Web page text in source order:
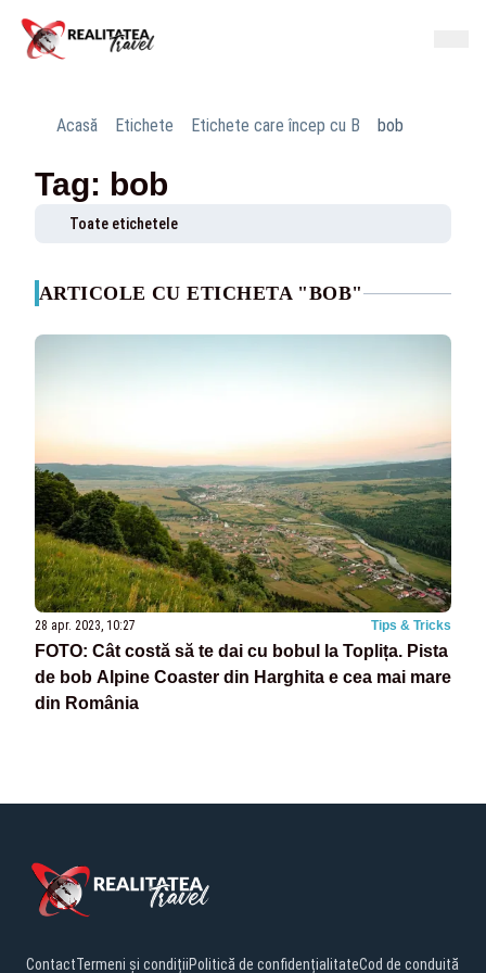
Acasă Etichete Etichete care încep cu B bob
Tag: bob
Toate etichetele
ARTICOLE CU ETICHETA "BOB"
28 apr. 2023, 10:27 Tips & Tricks
FOTO: Cât costă să te dai cu bobul la Toplița. Pista
de bob Alpine Coaster din Harghita e cea mai mare
din România
ContactTermeni și condițiiPolitică de confidențialitateCod de conduită